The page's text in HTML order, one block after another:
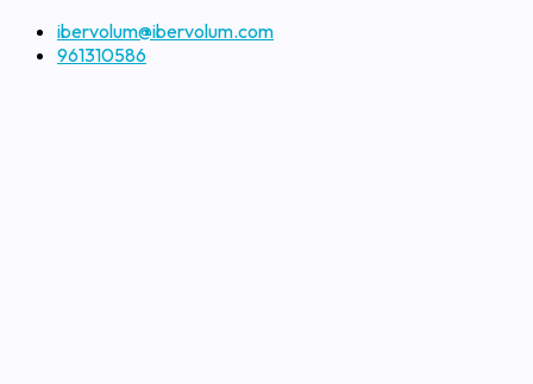
ibervolum@ibervolum.com
961310586